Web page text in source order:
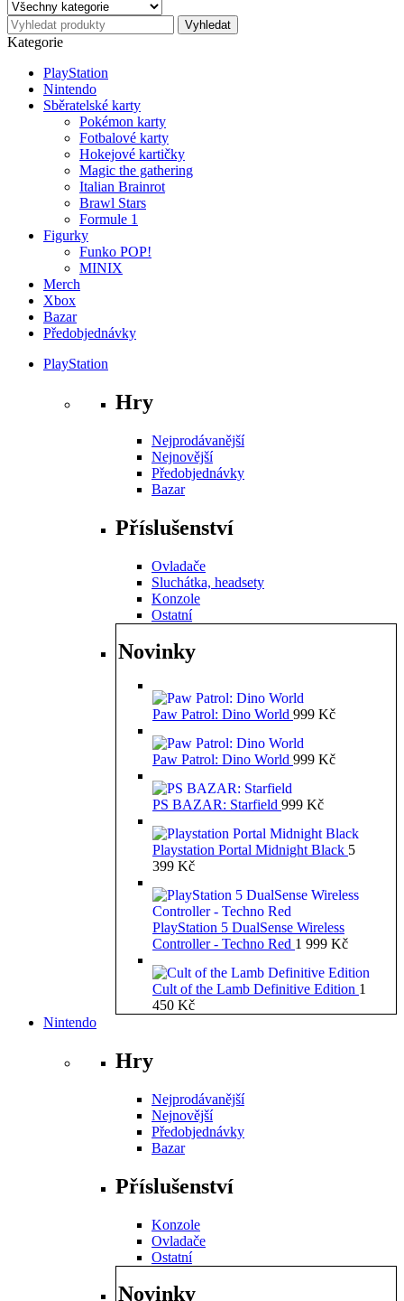
Kategorie
PlayStation
Nintendo
Sběratelské karty
Pokémon karty
Fotbalové karty
Hokejové kartičky
Magic the gathering
Italian Brainrot
Brawl Stars
Formule 1
Figurky
Funko POP!
MINIX
Merch
Xbox
Bazar
Předobjednávky
PlayStation
Hry
Nejprodávanější
Nejnovější
Předobjednávky
Bazar
Příslušenství
Ovladače
Sluchátka, headsety
Konzole
Ostatní
Novinky
Paw Patrol: Dino World 999 Kč
Paw Patrol: Dino World 999 Kč
PS BAZAR: Starfield 999 Kč
Playstation Portal Midnight Black 5
399 Kč
PlayStation 5 DualSense Wireless
Controller - Techno Red 1 999 Kč
Cult of the Lamb Definitive Edition 1
450 Kč
Nintendo
Hry
Nejprodávanější
Nejnovější
Předobjednávky
Bazar
Příslušenství
Konzole
Ovladače
Ostatní
Novinky